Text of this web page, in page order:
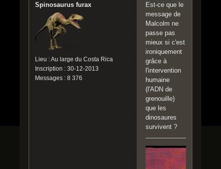
Spinosaurus furax
Lieu : Au large du Costa Rica
Inscription : 30-12-2013
Messages : 8 376
Est-ce que le
message de
Malcolm ne
passe pas
mieux si c'est
ironiquement
grâce à
l'intervention
humaine
(l'ADN de
grenouille)
que les
dinosaures
survivent ?